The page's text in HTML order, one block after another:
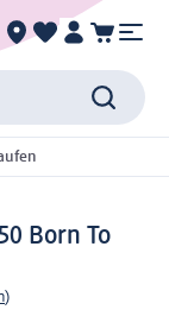
Born To
)